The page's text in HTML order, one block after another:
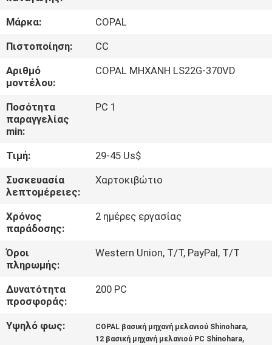
ΓΎΡΟΣ
ΕΡΓΟΣΤΑΣΊΩΝ
ΠΟΙΟΤΙΚΌΣ
ΈΛΕΓΧΟΣ
ΕΛΆΤΕ
ΣΕ
ΕΠΑΦΉ
ΜΕ
ΖΗΤΉΣΤΕ
ΈΝΑ
ΑΠΌΣΠΑΣΜΑ
Μάρκα:
COPAL
Πιστοποίηση:
CC
Αριθμό
μοντέλου:
COPAL ΜΗΧΑΝΗ LS22G-370VD
Ποσότητα
παραγγελίας
min:
PC 1
Τιμή:
29-45 Us$
Συσκευασία
λεπτομέρειες:
Χαρτοκιβώτιο
Χρόνος
παράδοσης:
2 ημέρες εργασίας
Όροι
πληρωμής:
Western Union, T/T, PayPal, T/T
Δυνατότητα
προσφοράς:
200 PC
Υψηλό φως: COPAL βασική μηχανή μελανιού Shinohara,
12 βασική μηχανή μελανιού PC Shinohara,